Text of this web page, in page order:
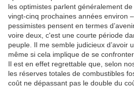
les optimistes parlent généralement de
vingt-cinq prochaines années environ
pessimistes pensent en termes
voire deux, c'est une courte période
peuple. Il me semble judicieux d’avoir
même si cela implique de se
Il est en effet regrettable que, selon
les réserves totales de combustibles
coût ne dépassant pas le double du